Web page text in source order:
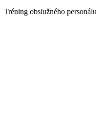
Tréning obslužného personálu